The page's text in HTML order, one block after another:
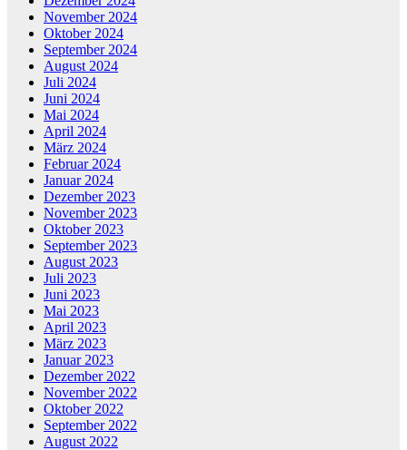
November 2024
Oktober 2024
September 2024
August 2024
Juli 2024
Juni 2024
Mai 2024
April 2024
März 2024
Februar 2024
Januar 2024
Dezember 2023
November 2023
Oktober 2023
September 2023
August 2023
Juli 2023
Juni 2023
Mai 2023
April 2023
März 2023
Januar 2023
Dezember 2022
November 2022
Oktober 2022
September 2022
August 2022